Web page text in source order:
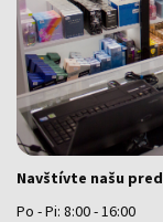
Navštívte našu
Po - Pi: 8:00 - 16:00